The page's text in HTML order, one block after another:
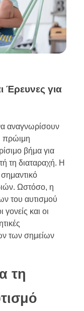
Έρευνες για
αναγνωρίσουν
πρώιμη
βήμα για
τη διαταραχή. Η
Ωστόσο, η
του αυτισμού
και οι
των σημείων
τη